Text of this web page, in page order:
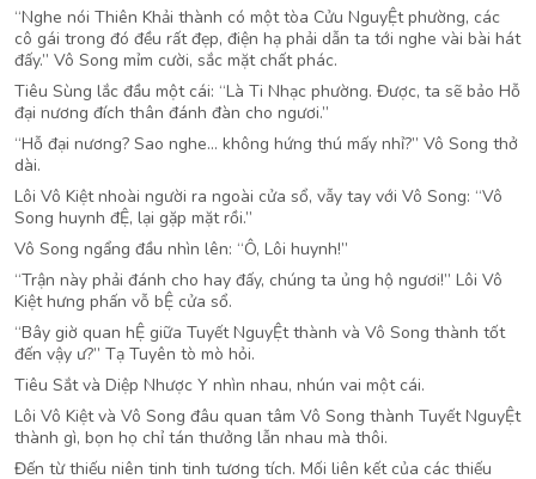
“Nghe nói Thiên Khải thành có một tòa Cửu NguyỆt phường, các
cô gái trong đó đều rất đẹp, điện hạ phải dẫn ta tới nghe vài bài hát
đấy.” Vô Song mỉm cười, sắc mặt chất phác.
Tiêu Sùng lắc đầu một cái: “Là Ti Nhạc phường. Được, ta sẽ bảo Hỗ
đại nương đích thân đánh đàn cho ngươi.”
“Hỗ đại nương? Sao nghe… không hứng thú mấy nhỉ?” Vô Song thở
dài.
Lôi Vô Kiệt nhoài người ra ngoài cửa sổ, vẫy tay với Vô Song: “Vô
Song huynh đỆ, lại gặp mặt rồi.”
Vô Song ngẩng đầu nhìn lên: “Ô, Lôi huynh!”
“Trận này phải đánh cho hay đấy, chúng ta ủng hộ ngươi!” Lôi Vô
Kiệt hưng phấn vỗ bỆ cửa sổ.
“Bây giờ quan hỆ giữa Tuyết NguyỆt thành và Vô Song thành tốt
đến vậy ư?” Tạ Tuyên tò mò hỏi.
Tiêu Sắt và Diệp Nhược Y nhìn nhau, nhún vai một cái.
Lôi Vô Kiệt và Vô Song đâu quan tâm Vô Song thành Tuyết NguyỆt
thành gì, bọn họ chỉ tán thưởng lẫn nhau mà thôi.
Đến từ thiếu niên tinh tinh tương tích. Mối liên kết của các thiếu